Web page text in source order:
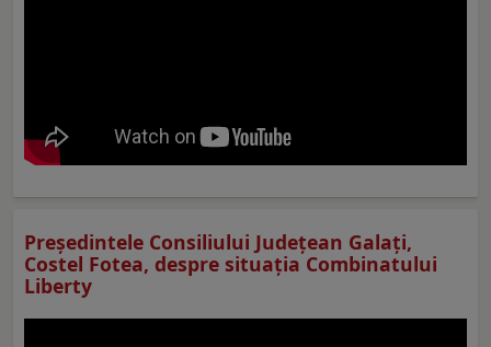
Preşedintele Consiliului Judeţean Galaţi,
Costel Fotea, despre situaţia Combinatului
Liberty